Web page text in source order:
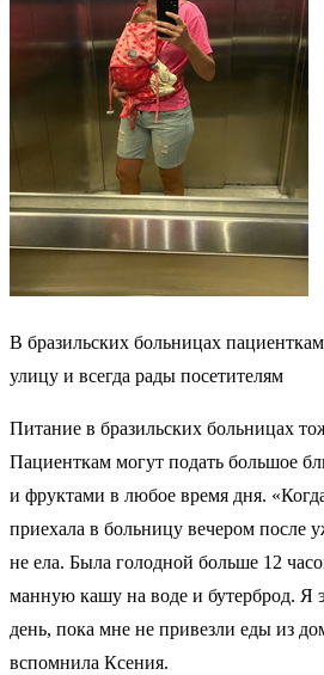
В бразильских больницах
улицу и всегда рады посетителям
Питание в бразильских больницах
Пациенткам могут подать большое
и фруктами в любое время дня.
приехала в больницу вечером после
не ела. Была голодной больше 12
манную кашу на воде и бутерброд. Я
день, пока мне не привезли еды из
вспомнила Ксения.